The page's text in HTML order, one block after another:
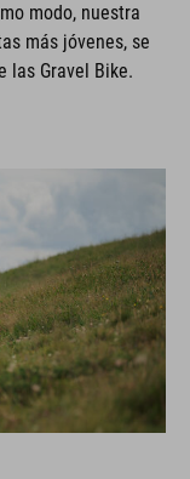
modo, nuestra
más jóvenes, se
las Gravel Bike.